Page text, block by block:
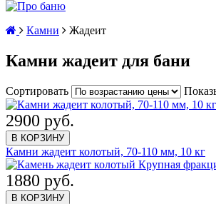
Камни Жадеит
Камни жадеит для бани
Сортировать
2900 руб.
В КОРЗИНУ
Камни жадеит колотый, 70-110 мм, 10 кг
1880 руб.
В КОРЗИНУ